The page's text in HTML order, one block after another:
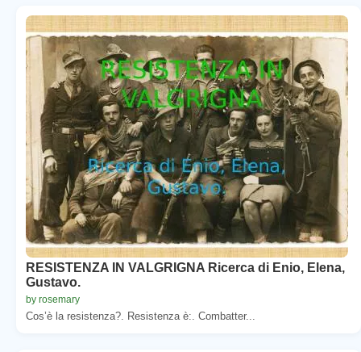
RESISTENZA IN VALGRIGNA Ricerca di Enio, Elena,
Gustavo.
by rosemary
Cos’è la resistenza?. Resistenza è:. Combatter...